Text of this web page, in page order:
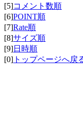
[5]コメント数順
[6]POINT順
[7]Rate順
[8]サイズ順
[9]日時順
[0] トップページへ戻